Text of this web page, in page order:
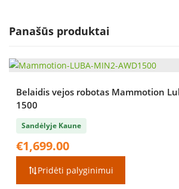
Panašūs produktai
Belaidis vejos robotas Mammotion
1500
Sandėlyje Kaune
€1,699.00
Pridėti palyginimui